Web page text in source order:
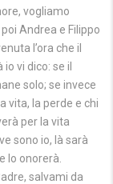
vogliamo
Andrea e Filippo
l’ora che il
vi dico: se il
solo; se invece
vita, la perde e chi
per la vita
sono io, là sarà
lo onorerà.
salvami da